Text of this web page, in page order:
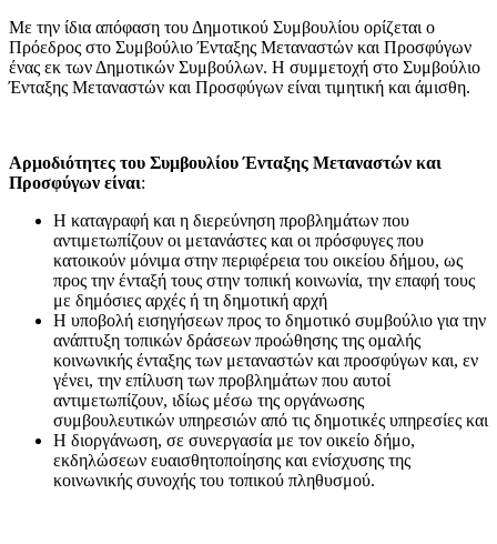
Με την ίδια απόφαση του Δημοτικού Συμβουλίου ορίζεται ο
Πρόεδρος στο Συμβούλιο Ένταξης Μεταναστών και Προσφύγων
ένας εκ των Δημοτικών Συμβούλων. Η συμμετοχή στο Συμβούλιο
Ένταξης Μεταναστών και Προσφύγων είναι τιμητική και άμισθη.
Αρμοδιότητες του Συμβουλίου Ένταξης Μεταναστών και
Προσφύγων είναι:
Η καταγραφή και η διερεύνηση προβλημάτων που
αντιμετωπίζουν οι μετανάστες και οι πρόσφυγες που
κατοικούν μόνιμα στην περιφέρεια του οικείου δήμου, ως
προς την ένταξή τους στην τοπική κοινωνία, την επαφή τους
με δημόσιες αρχές ή τη δημοτική αρχή
Η υποβολή εισηγήσεων προς το δημοτικό συμβούλιο για την
ανάπτυξη τοπικών δράσεων προώθησης της ομαλής
κοινωνικής ένταξης των μεταναστών και προσφύγων και, εν
γένει, την επίλυση των προβλημάτων που αυτοί
αντιμετωπίζουν, ιδίως μέσω της οργάνωσης
συμβουλευτικών υπηρεσιών από τις δημοτικές υπηρεσίες και
Η διοργάνωση, σε συνεργασία με τον οικείο δήμο,
εκδηλώσεων ευαισθητοποίησης και ενίσχυσης της
κοινωνικής συνοχής του τοπικού πληθυσμού.